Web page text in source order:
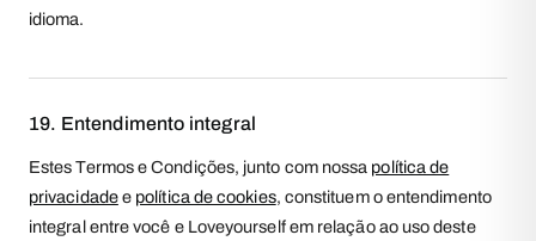
idioma.
19. Entendimento integral
Estes Termos e Condições, junto com nossa política de
privacidadee política de cookies, constituem o entendimento
integral entre você e Loveyourself em relação ao uso deste